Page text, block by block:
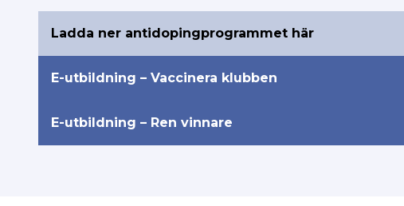
Ladda ner antidopingprogrammet här
E-utbildning – Vaccinera klubben
E-utbildning – Ren vinnare